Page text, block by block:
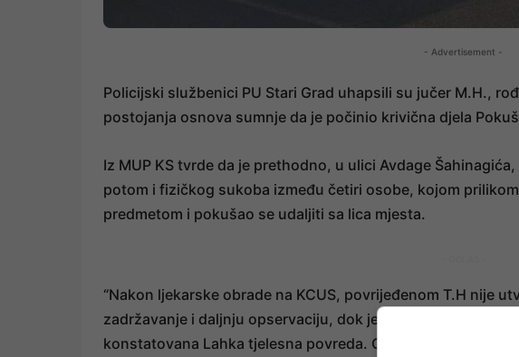
- Advertisement -
Policijski službenici PU Stari Grad uhapsili su jučer M.H.,
postojanja osnova sumnje da je počinio krivična djela
Iz MUP KS tvrde da je prethodno, u ulici Avdage
potom i fizičkog sukoba između četiri osobe, kojom
predmetom i pokušao se udaljiti sa lica mjesta.
“Nakon ljekarske obrade na KCUS, povrijeđenom T.H nije
zadržavanje i daljnju opservaciju, dok je za M.H., rodenu
konstatovana Lahka tjelesna povreda. Obavješten je tužilac